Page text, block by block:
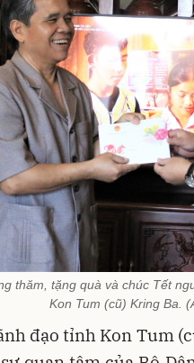
thăm, tặng quà và chúc Tết
Kon Tum (cũ) Kring Ba.
đạo tỉnh Kon Tum